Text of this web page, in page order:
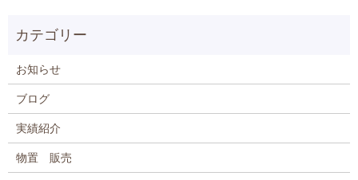
お知らせ
ブログ
実績紹介
物置 販売